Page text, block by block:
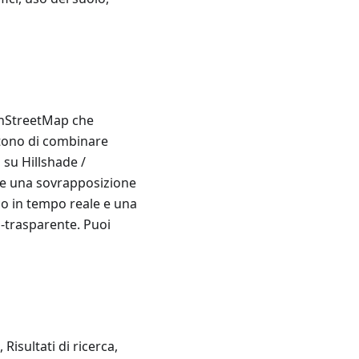
che
di combinare
Hillshade /
una sovrapposizione
in tempo reale e una
trasparente. Puoi
Risultati di ricerca,